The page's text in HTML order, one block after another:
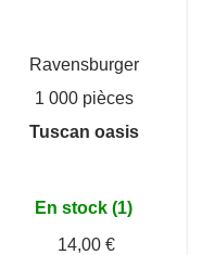
Ravensburger
1 000 pièces
Tuscan oasis
En stock (1)
14,00 €